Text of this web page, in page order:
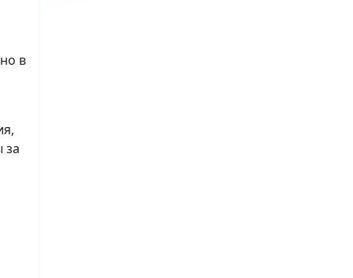
в
за